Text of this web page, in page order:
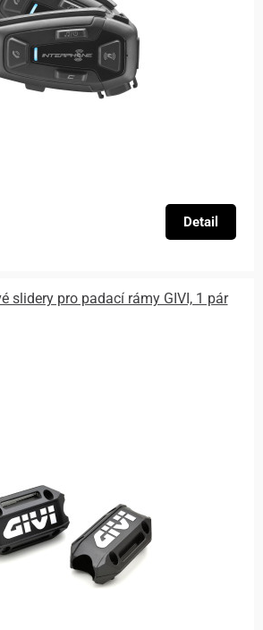
Detail
slidery pro padací rámy GIVI, 1 pár